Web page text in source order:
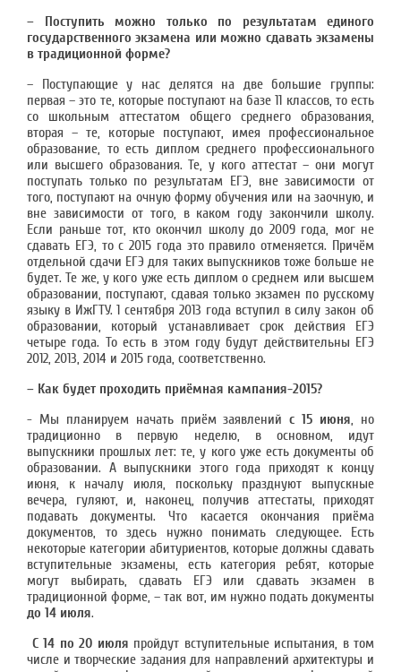
– Поступить можно только по результатам единого
государственного экзамена или можно сдавать экзамены
в традиционной форме?
– Поступающие у нас делятся на две большие группы:
первая – это те, которые поступают на базе 11 классов, то есть
со школьным аттестатом общего среднего образования,
вторая – те, которые поступают, имея профессиональное
образование, то есть диплом среднего профессионального
или высшего образования. Те, у кого аттестат – они могут
поступать только по результатам ЕГЭ, вне зависимости от
того, поступают на очную форму обучения или на заочную, и
вне зависимости от того, в каком году закончили школу.
Если раньше тот, кто окончил школу до 2009 года, мог не
сдавать ЕГЭ, то с 2015 года это правило отменяется. Причём
отдельной сдачи ЕГЭ для таких выпускников тоже больше не
будет. Те же, у кого уже есть диплом о среднем или высшем
образовании, поступают, сдавая только экзамен по русскому
языку в ИжГТУ. 1 сентября 2013 года вступил в силу закон об
образовании, который устанавливает срок действия ЕГЭ
четыре года. То есть в этом году будут действительны ЕГЭ
2012, 2013, 2014 и 2015 года, соответственно.
– Как будет проходить приёмная кампания-2015?
- Мы планируем начать приём заявленийс 15 июня, но
традиционно в первую неделю, в основном, идут
выпускники прошлых лет: те, у кого уже есть документы об
образовании. А выпускники этого года приходят к концу
июня, к началу июля, поскольку празднуют выпускные
вечера, гуляют, и, наконец, получив аттестаты, приходят
подавать документы. Что касается окончания приёма
документов, то здесь нужно понимать следующее. Есть
некоторые категории абитуриентов, которые должны сдавать
вступительные экзамены, есть категория ребят, которые
могут выбирать, сдавать ЕГЭ или сдавать экзамен в
традиционной форме, – так вот, им нужно подать документы
до 14 июля.
С 14 по 20 июля пройдут вступительные испытания, в том
числе и творческие задания для направлений архитектуры и